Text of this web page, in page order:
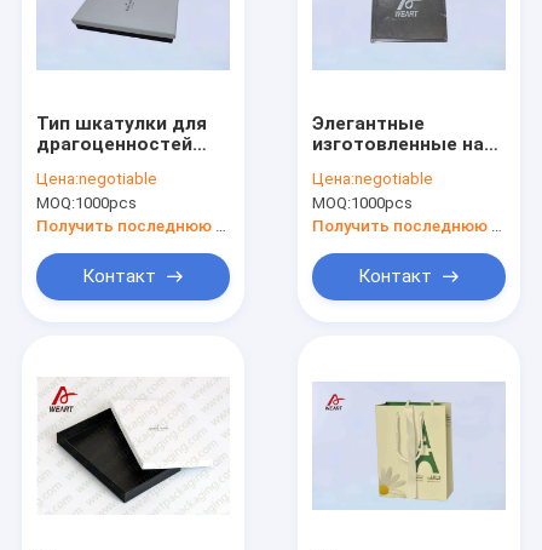
Тип шкатулки для
драгоценностей
крышкой, двойным
цветом черно-
белым
Цена:negotiable
MOQ:1000pcs
Контакт
Элегантные
изготовленные на
шкатулки для
драгоценностей,
покрытая бумага
коробку
Цена:negotiable
MOQ:1000pcs
Контакт